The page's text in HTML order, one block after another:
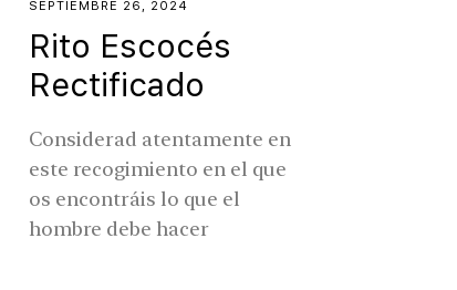
SEPTIEMBRE 26, 2024
Rito Escocés
Rectificado
Considerad atentamente en
este recogimiento en el que
os encontráis lo que el
hombre debe hacer